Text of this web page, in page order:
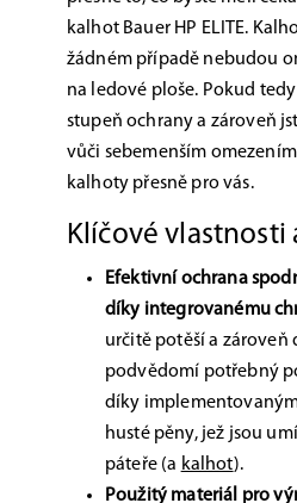
kalhot Bauer HP ELITE.
žádném případě nebudou
na ledové ploše. Pokud
stupeň ochrany a zároveň
vůči sebemenším
kalhoty přesně pro vás.
Klíčové vlastnosti
Efektivní ochrana
díky integrovanému
určitě potěší a zároveň
podvědomí potřebný
díky
husté pěny, jež jsou
páteře (a kalhot).
Použitý materiál pro